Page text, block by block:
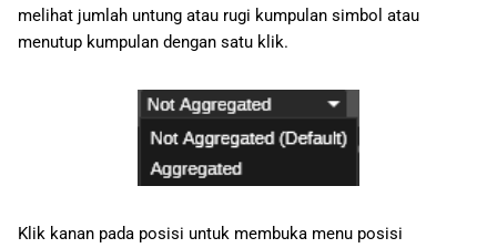
melihat jumlah untung atau rugi kumpulan simbol atau
menutup kumpulan dengan satu klik.
Klik kanan pada posisi untuk membuka menu posisi